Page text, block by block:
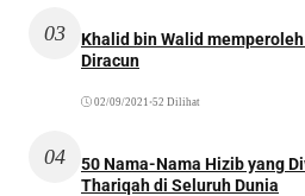
03
Khalid bin Walid
Diracun
02/09/2021 •52 Dilihat
04
50 Nama-Nama Hizib yang
Thariqah di Seluruh Dunia